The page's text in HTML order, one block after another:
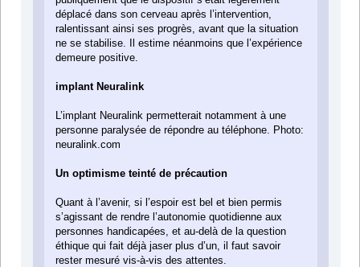
déplacé dans son cerveau après l’intervention,
ralentissant ainsi ses progrès, avant que la situation
ne se stabilise. Il estime néanmoins que l’expérience
demeure positive.
implant Neuralink
L’implant Neuralink permetterait notamment à une
personne paralysée de répondre au téléphone. Photo:
neuralink.com
Un optimisme teinté de précaution
Quant à l’avenir, si l’espoir est bel et bien permis
s’agissant de rendre l’autonomie quotidienne aux
personnes handicapées, et au-delà de la question
éthique qui fait déjà jaser plus d’un, il faut savoir
rester mesuré vis-à-vis des attentes.